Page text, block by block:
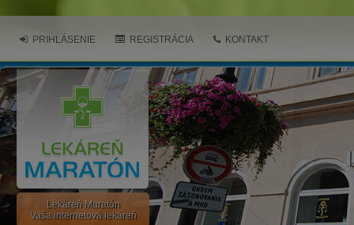
Lekáreň Maratón
Vaša internetová lekáreň
PRIHLÁSENIE REGISTRÁCIA KONTAKT